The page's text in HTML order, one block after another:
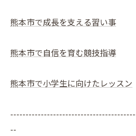
熊本市で成長を支える習い事
熊本市で自信を育む競技指導
熊本市で小学生に向けたレッスン
--